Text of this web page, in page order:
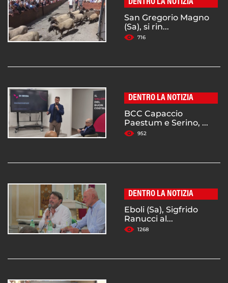
DENTRO LA NOTIZIA
San Gregorio Magno
(Sa), si rin...
716
DENTRO LA NOTIZIA
BCC Capaccio
Paestum e Serino, ...
952
DENTRO LA NOTIZIA
Eboli (Sa), Sigfrido
Ranucci al...
1268